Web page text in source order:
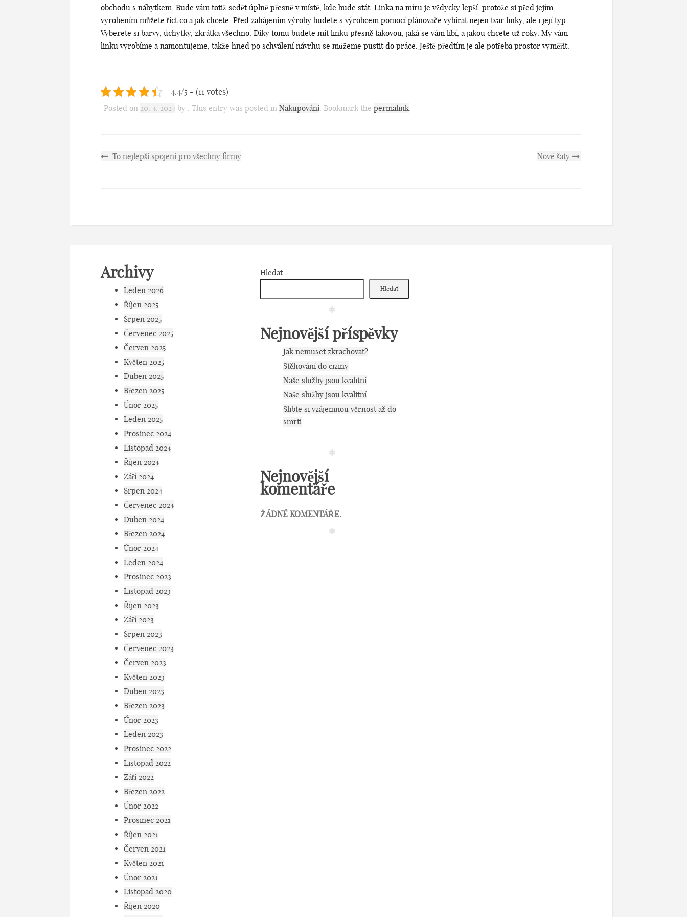
obchodu s nábytkem. Bude vám totiž sedět úplně přesně v místě, kde bude stát. Linka na míru je vždycky lepší, protože si před jejím
vyrobením můžete říct co a jak chcete. Před zahájením výroby budete s výrobcem pomocí plánovače vybírat nejen tvar linky, ale i její typ.
Vyberete si barvy, úchytky, zkrátka všechno. Díky tomu budete mít linku přesně takovou, jaká se vám líbí, a jakou chcete už roky. My vám
linku vyrobíme a namontujeme, takže hned po schválení návrhu se můžeme pustit do práce. Ještě předtím je ale potřeba prostor vyměřit.
4.4/5 - (11 votes)
Posted on 20. 4. 2024 by . This entry was posted in Nakupování . Bookmark the permalink
To nejlepší spojení pro všechny firmy Nové šaty
Archivy
Leden 2026
Říjen 2025
Srpen 2025
Červenec 2025
Červen 2025
Květen 2025
Duben 2025
Březen 2025
Únor 2025
Leden 2025
Prosinec 2024
Listopad 2024
Říjen 2024
Září 2024
Srpen 2024
Červenec 2024
Duben 2024
Březen 2024
Únor 2024
Leden 2024
Prosinec 2023
Listopad 2023
Říjen 2023
Září 2023
Srpen 2023
Červenec 2023
Červen 2023
Květen 2023
Duben 2023
Březen 2023
Únor 2023
Leden 2023
Prosinec 2022
Listopad 2022
Září 2022
Březen 2022
Únor 2022
Prosinec 2021
Říjen 2021
Červen 2021
Květen 2021
Únor 2021
Listopad 2020
Říjen 2020
Hledat
Hledat
Nejnovější příspěvky
Jak nemuset zkrachovat?
Stěhování do ciziny
Naše služby jsou kvalitní
Naše služby jsou kvalitní
Slibte si vzájemnou věrnost až do
smrti
Nejnovější
komentáře
ŽÁDNÉ KOMENTÁŘE.